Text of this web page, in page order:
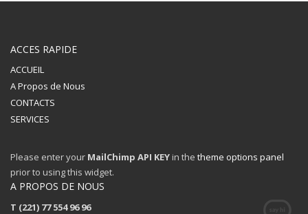
ACCES RAPIDE
ACCUEIL
A Propos de Nous
CONTACTS
SERVICES
Please enter your MailChimp API KEY in the theme options panel
prior to using this widget.
A PROPOS DE NOUS
T (221) 77 554 96 96